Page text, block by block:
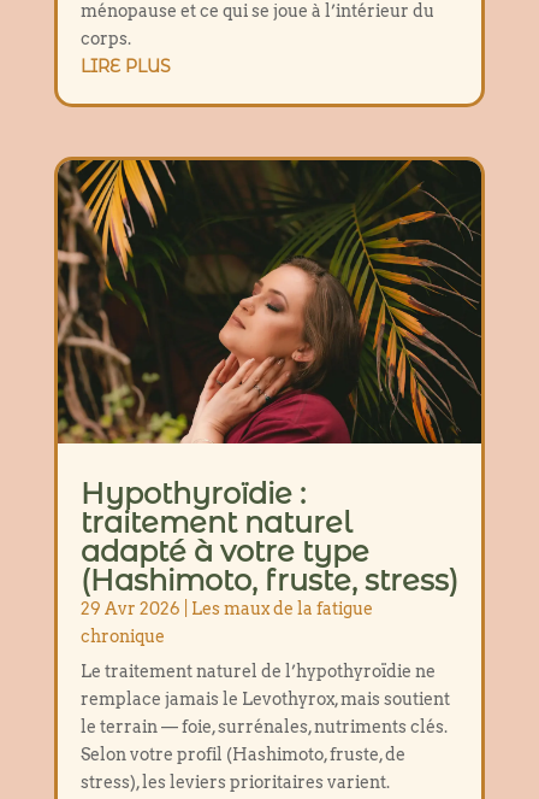
ménopause et ce qui se joue à l’intérieur du
corps.
LIRE PLUS
Hypothyroïdie :
traitement naturel
adapté à votre type
(Hashimoto, fruste, stress)
29 Avr 2026
Les maux de la fatigue
chronique
Le traitement naturel de l’hypothyroïdie ne
remplace jamais le Levothyrox, mais soutient
le terrain — foie, surrénales, nutriments clés.
Selon votre profil (Hashimoto, fruste, de
stress), les leviers prioritaires varient.